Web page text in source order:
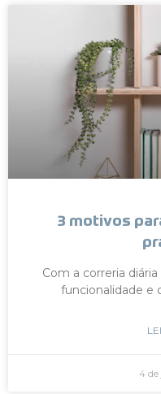
3 motivos
Com a correria
funcionalidade e
4